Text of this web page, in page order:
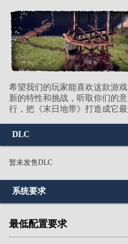
希望我们的玩家能喜欢这款游
新的特性和挑战，听取你们的
行，把《末日地带》打造成它最
DLC
暂未发售DLC
系统要求
最低配置要求